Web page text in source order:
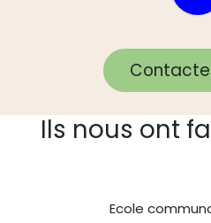
Ils nous ont
Ecole